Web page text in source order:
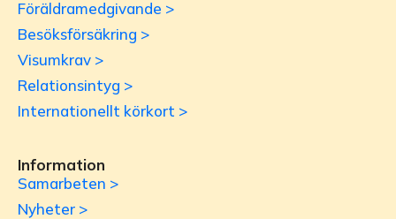
Föräldramedgivande >
Besöksförsäkring >
Visumkrav >
Relationsintyg >
Internationellt körkort >
Information
Samarbeten >
Nyheter >